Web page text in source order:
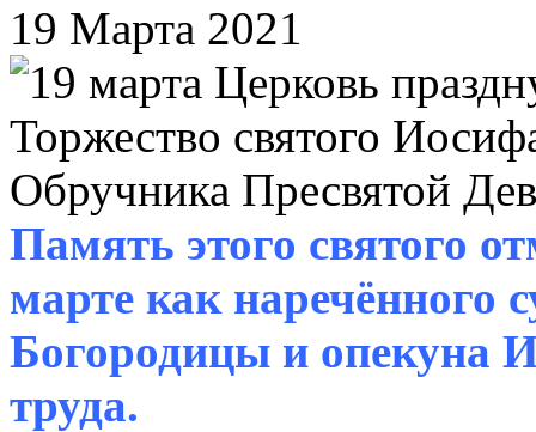
19 Марта 2021
Память этого святого
марте как наречённого
Богородицы и опекуна
труда.